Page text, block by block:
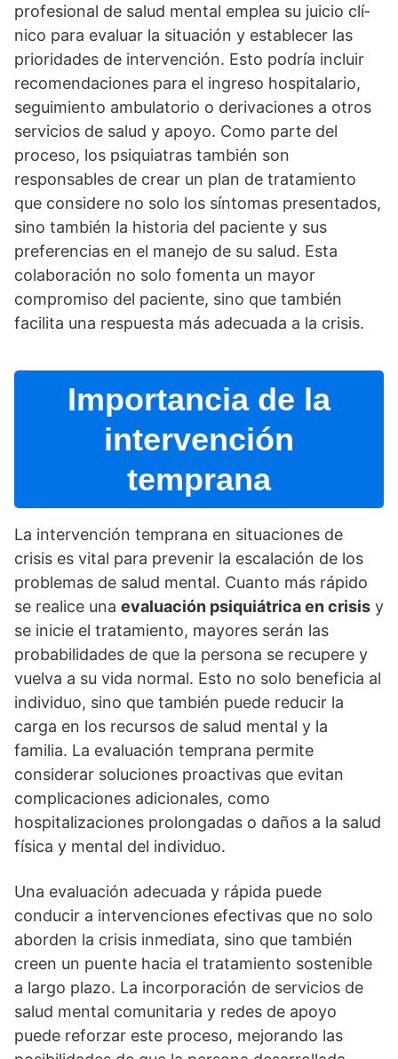
profesional de salud mental emplea su juicio clí­
nico para evaluar la situación y establecer las
prioridades de intervención. Esto podrí­a incluir
recomendaciones para el ingreso hospitalario,
seguimiento ambulatorio o derivaciones a otros
servicios de salud y apoyo. Como parte del
proceso, los psiquiatras también son
responsables de crear un plan de tratamiento
que considere no solo los sí­ntomas presentados,
sino también la historia del paciente y sus
preferencias en el manejo de su salud. Esta
colaboración no solo fomenta un mayor
compromiso del paciente, sino que también
facilita una respuesta más adecuada a la crisis.
Importancia de la
intervención
temprana
La intervención temprana en situaciones de
crisis es vital para prevenir la escalación de los
problemas de salud mental. Cuanto más rápido
se realice una evaluación psiquiátrica en crisis y
se inicie el tratamiento, mayores serán las
probabilidades de que la persona se recupere y
vuelva a su vida normal. Esto no solo beneficia al
individuo, sino que también puede reducir la
carga en los recursos de salud mental y la
familia. La evaluación temprana permite
considerar soluciones proactivas que evitan
complicaciones adicionales, como
hospitalizaciones prolongadas o daños a la salud
fí­sica y mental del individuo.
Una evaluación adecuada y rápida puede
conducir a intervenciones efectivas que no solo
aborden la crisis inmediata, sino que también
creen un puente hacia el tratamiento sostenible
a largo plazo. La incorporación de servicios de
salud mental comunitaria y redes de apoyo
puede reforzar este proceso, mejorando las